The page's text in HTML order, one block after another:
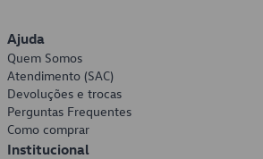
Ajuda
Quem Somos
Atendimento (SAC)
Devoluções e trocas
Perguntas Frequentes
Como comprar
Institucional